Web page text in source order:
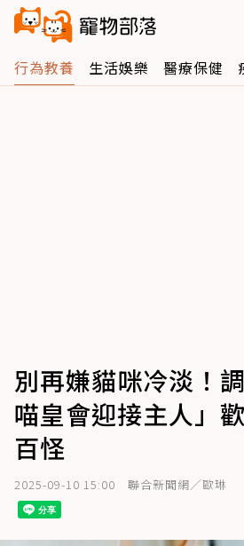
行為教養 生活娛樂 醫療保健
別再嫌貓咪冷淡！
喵皇會迎接主人」
百怪
2025-09-10 15:00 聯合新聞網／歐琳